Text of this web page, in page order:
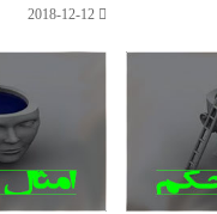
2018-12-12